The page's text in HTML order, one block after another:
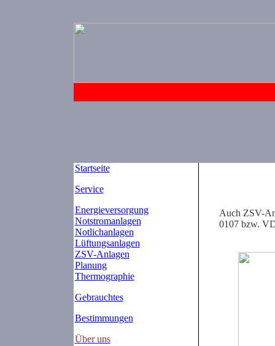
Startseite
Service
Energieversorgung
Notstromanlagen
Notlichanlagen
Lüftungsanlagen
ZSV-Anlagen
Planung
Thermographie
Gebrauchtes
Bestimmungen
Über uns
Auch ZSV-
0107 bzw.